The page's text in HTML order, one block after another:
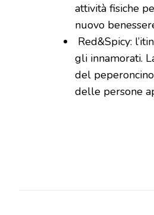
attività fisiche
nuovo
Red&Spicy:
gli innamorati.
del
delle persone